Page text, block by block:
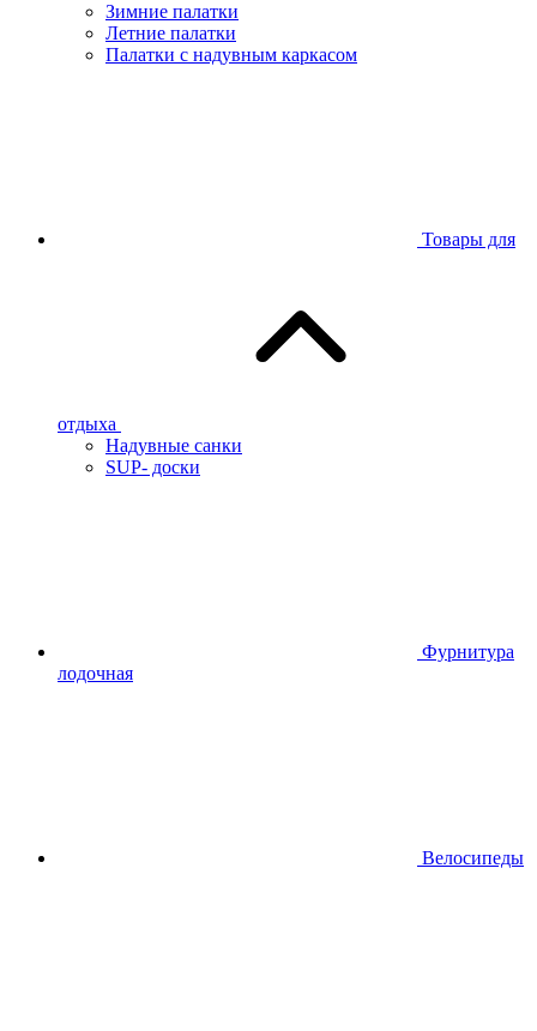
Зимние палатки
Летние палатки
Палатки с надувным каркасом
Товары для
отдыха
Надувные санки
SUP- доски
Фурнитура
лодочная
Велосипеды